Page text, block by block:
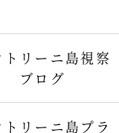
トリーニ島視察
ブログ
トリーニ島プラ